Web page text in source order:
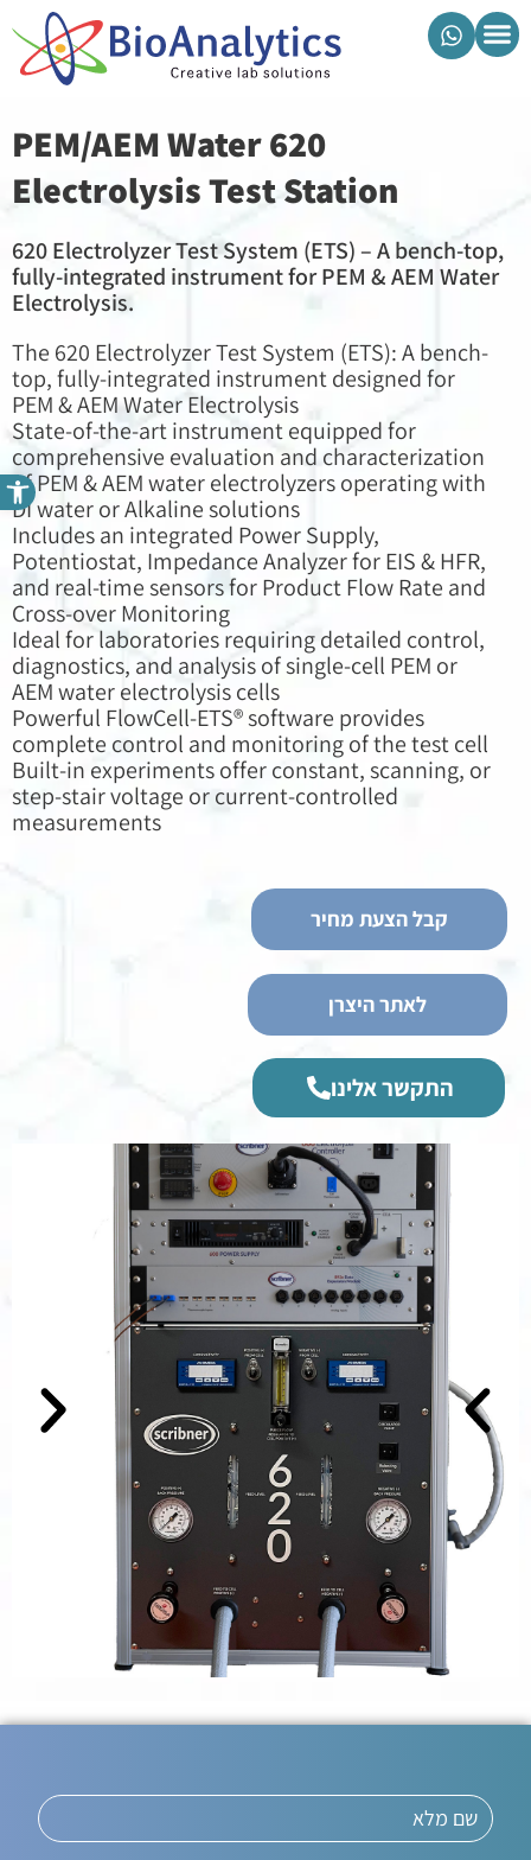
620 PEM/AEM Water
Electrolysis Test Station
620 Electrolyzer Test System (ETS) – A bench-top,
fully-integrated instrument for PEM & AEM Water
Electrolysis.
The 620 Electrolyzer Test System (ETS): A bench-
top, fully-integrated instrument designed for
PEM & AEM Water Electrolysis
State-of-the-art instrument equipped for
comprehensive evaluation and characterization
of PEM & AEM water electrolyzers operating with
DI water or Alkaline solutions
Includes an integrated Power Supply,
Potentiostat, Impedance Analyzer for EIS & HFR,
and real-time sensors for Product Flow Rate and
Cross-over Monitoring
Ideal for laboratories requiring detailed control,
diagnostics, and analysis of single-cell PEM or
AEM water electrolysis cells
Powerful FlowCell-ETS® software provides
complete control and monitoring of the test cell
Built-in experiments offer constant, scanning, or
step-stair voltage or current-controlled
measurements
קבל הצעת מחיר
לאתר היצרן
התקשר אלינו
פתח סרגל נגישות